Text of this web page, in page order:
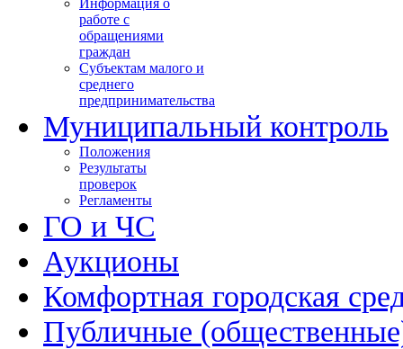
Информация о
работе с
обращениями
граждан
Субъектам малого и
среднего
предпринимательства
Муниципальный контроль
Положения
Результаты
проверок
Регламенты
ГО и ЧС
Аукционы
Комфортная городская
Публичные